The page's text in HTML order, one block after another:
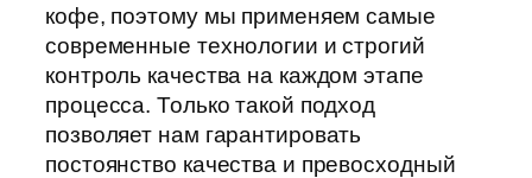
кофе, поэтому мы применяем самые
современные технологии и строгий
контроль качества на каждом этапе
процесса. Только такой подход
позволяет нам гарантировать
постоянство качества и превосходный